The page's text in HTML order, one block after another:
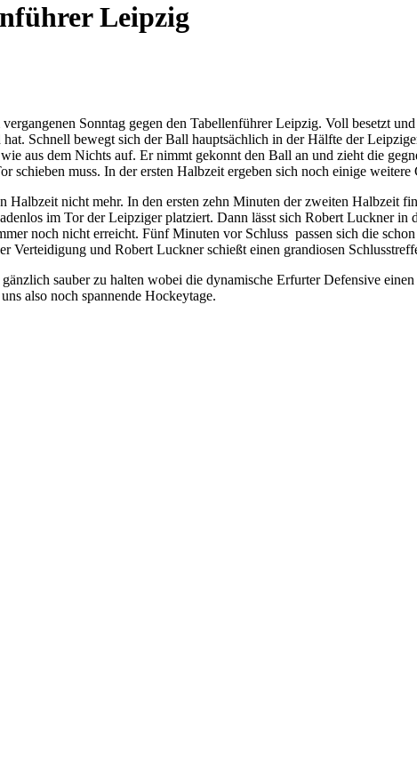
Leipzig
Sonntag gegen den Tabellenführer Leipzig. Voll besetzt
Schnell bewegt sich der Ball hauptsächlich in der Hälfte der
aus dem Nichts auf. Er nimmt gekonnt den Ball an und zieht die
schieben muss. In der ersten Halbzeit ergeben sich noch einige
Halbzeit nicht mehr. In den ersten zehn Minuten der zweiten Halbzeit
im Tor der Leipziger platziert. Dann lässt sich Robert Luckner
noch nicht erreicht. Fünf Minuten vor Schluss passen sich die
Verteidigung und Robert Luckner schießt einen grandiosen
sauber zu halten wobei die dynamische Erfurter Defensive
also noch spannende Hockeytage.